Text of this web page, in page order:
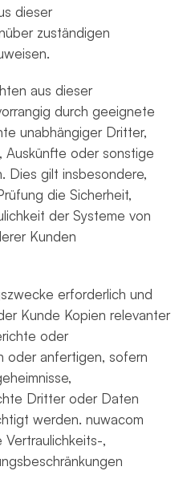
dieser
zuständigen
aus dieser
durch geeignete
unabhängiger Dritter,
Auskünfte oder sonstige
Dies gilt insbesondere,
die Sicherheit,
der Systeme von
Kunden
erforderlich und
Kunde Kopien relevanter
oder
oder anfertigen, sofern
Dritter oder Daten
werden. nuwacom
Vertraulichkeits-,